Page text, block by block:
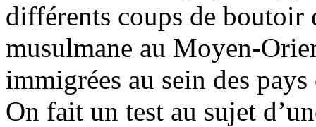
différents coups de
musulmane au Moyen-
immigrées au sein des
On fait un test au sujet